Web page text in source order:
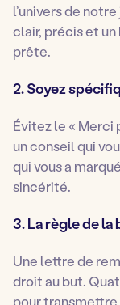
l’univers de
clair, précis et
prête.
2. Soyez
Évitez le « Merci
un conseil qui
qui vous a
sincérité.
3. La règle de la
Une lettre de
droit au but.
pour transmettre